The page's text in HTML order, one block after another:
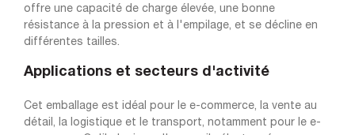
offre une capacité de charge élevée, une bonne
résistance à la pression et à l'empilage, et se décline en
différentes tailles.
Applications et secteurs d'activité
Cet emballage est idéal pour le e-commerce, la vente au
détail, la logistique et le transport, notamment pour le e-